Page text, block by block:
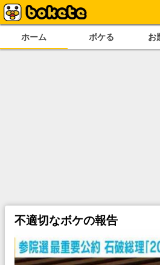
ホーム ボケる お
不適切なボケの報告